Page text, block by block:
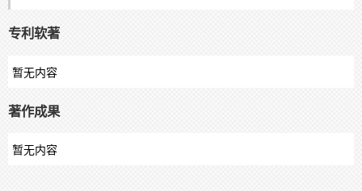
专利软著
暂无内容
著作成果
暂无内容